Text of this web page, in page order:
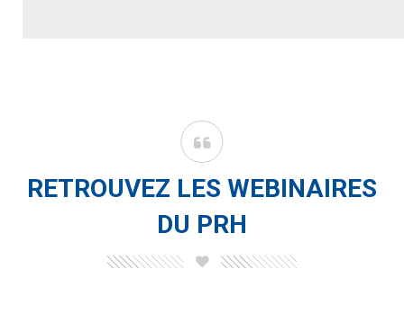
RETROUVEZ LES WEBINAIRES
DU PRH